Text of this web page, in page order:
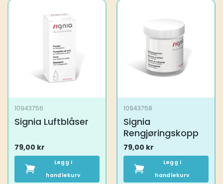
10943756
Signia Luftblåser
79,00 kr
Legg i
handlekurv
10943758
Signia
Rengjøringskopp
79,00 kr
Legg i
handlekurv